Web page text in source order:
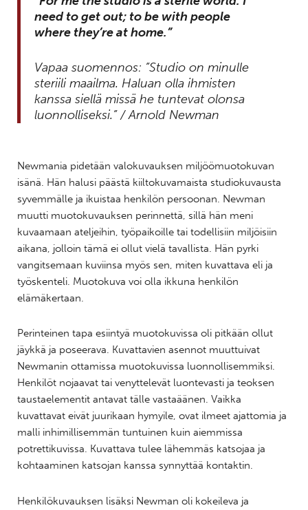
need to get out; to be with people
where they’re at home.”
Vapaa suomennos: ”Studio on minulle
steriili maailma. Haluan olla ihmisten
kanssa siellä missä he tuntevat olonsa
luonnolliseksi.” / Arnold Newman
Newmania pidetään valokuvauksen miljöömuotokuvan
isänä. Hän halusi päästä kiiltokuvamaista studiokuvausta
syvemmälle ja ikuistaa henkilön persoonan. Newman
muutti muotokuvauksen perinnettä, sillä hän meni
kuvaamaan ateljeihin, työpaikoille tai todellisiin miljöisiin
aikana, jolloin tämä ei ollut vielä tavallista. Hän pyrki
vangitsemaan kuviinsa myös sen, miten kuvattava eli ja
työskenteli. Muotokuva voi olla ikkuna henkilön
elämäkertaan.
Perinteinen tapa esiintyä muotokuvissa oli pitkään ollut
jäykkä ja poseerava. Kuvattavien asennot muuttuivat
Newmanin ottamissa muotokuvissa luonnollisemmiksi.
Henkilöt nojaavat tai venyttelevät luontevasti ja teoksen
taustaelementit antavat tälle vastaäänen. Vaikka
kuvattavat eivät juurikaan hymyile, ovat ilmeet ajattomia ja
malli inhimillisemmän tuntuinen kuin aiemmissa
potrettikuvissa. Kuvattava tulee lähemmäs katsojaa ja
kohtaaminen katsojan kanssa synnyttää kontaktin.
Henkilökuvauksen lisäksi Newman oli kokeileva ja